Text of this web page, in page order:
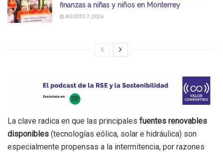
finanzas a niñas y niños en Monterrey
AGOSTO 7, 2026
La clave radica en que las principales fuentes renovables
disponibles (tecnologías eólica, solar e hidráulica) son
especialmente propensas a la intermitencia, por razones